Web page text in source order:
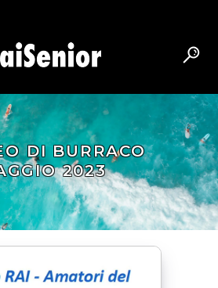
DI BURRACO
2023